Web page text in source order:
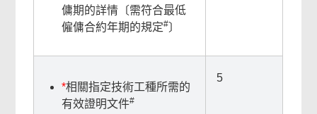
傭期的詳情〔需符合最低
僱傭合約年期的規定#〕
*相關指定技術工種所需的
有效證明文件#
5